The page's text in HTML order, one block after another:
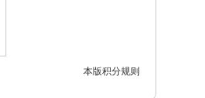
本版积分规则